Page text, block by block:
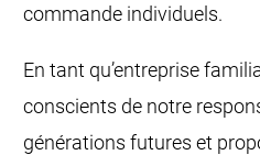
commande individuels.
En tant qu’entreprise
conscients de notre
générations futures et